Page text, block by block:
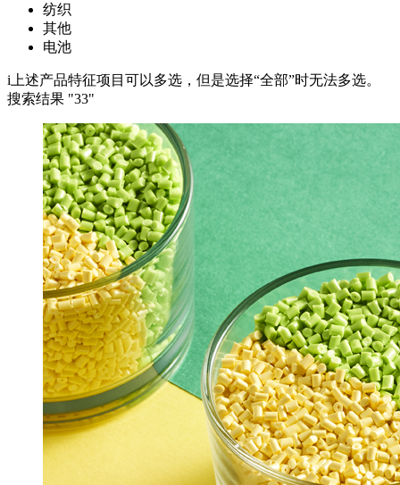
纺织
其他
电池
i 上述产品特征项目可以多选，但是选择“全部”时无法多选。
搜索结果 "33"